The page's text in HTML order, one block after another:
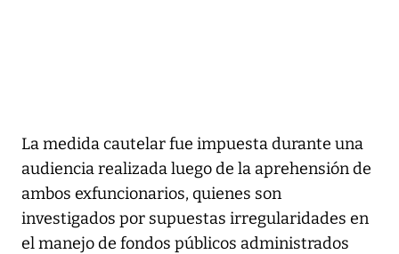
La medida cautelar fue impuesta durante una
audiencia realizada luego de la aprehensión de
ambos exfuncionarios, quienes son
investigados por supuestas irregularidades en
el manejo de fondos públicos administrados